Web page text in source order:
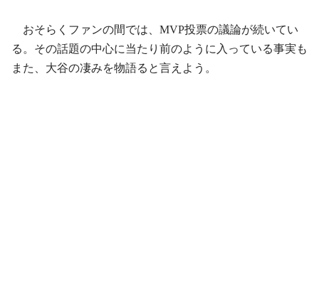
おそらくファンの間では、MVP投票の議論が続いてい
る。その話題の中心に当たり前のように入っている事実も
また、大谷の凄みを物語ると言えよう。